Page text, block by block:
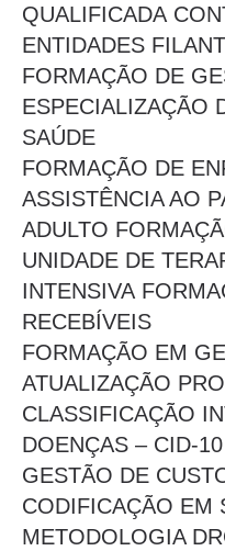
QUALIFICADA
ENTIDADES
FORMAÇÃO DE
ESPECIALIZAÇÃO
SAÚDE
FORMAÇÃO DE
ASSISTÊNCIA AO
ADULTO
UNIDADE DE
INTENSIVA
RECEBÍVEIS
FORMAÇÃO EM
ATUALIZAÇÃO
CLASSIFICAÇÃO
DOENÇAS – CID-
GESTÃO DE
CODIFICAÇÃO EM
METODOLOGIA